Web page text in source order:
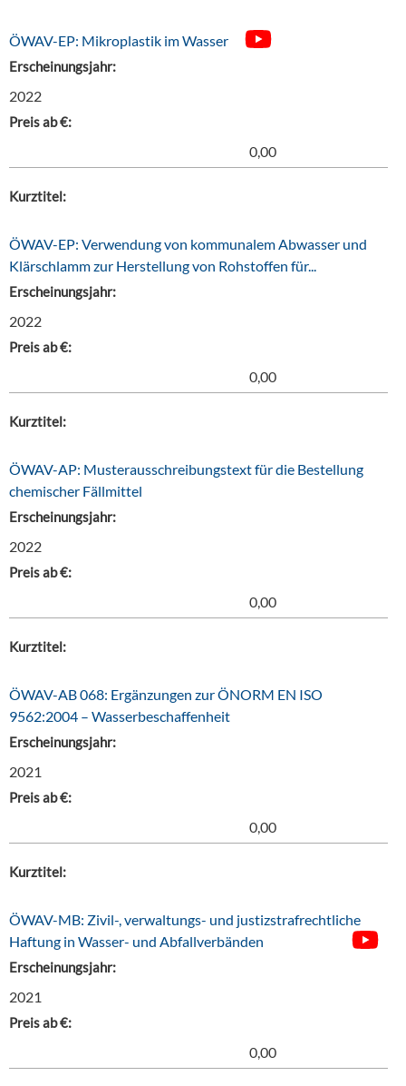
ÖWAV-EP: Mikroplastik im Wasser
Erscheinungsjahr:
2022
Preis ab €:
0,00
Kurztitel:
ÖWAV-EP: Verwendung von kommunalem Abwasser und
Klärschlamm zur Herstellung von Rohstoffen für...
Erscheinungsjahr:
2022
Preis ab €:
0,00
Kurztitel:
ÖWAV-AP: Musterausschreibungstext für die Bestellung
chemischer Fällmittel
Erscheinungsjahr:
2022
Preis ab €:
0,00
Kurztitel:
ÖWAV-AB 068: Ergänzungen zur ÖNORM EN ISO
9562:2004 – Wasserbeschaffenheit
Erscheinungsjahr:
2021
Preis ab €:
0,00
Kurztitel:
ÖWAV-MB: Zivil-, verwaltungs- und justizstrafrechtliche
Haftung in Wasser- und Abfallverbänden
Erscheinungsjahr:
2021
Preis ab €:
0,00